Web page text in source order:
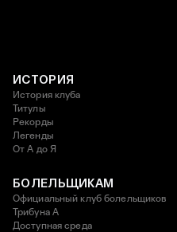
ИСТОРИЯ
История клуба
Титулы
Рекорды
Легенды
От А до Я
БОЛЕЛЬЩИКАМ
Официальный клуб болельщиков
Трибуна А
Доступная среда